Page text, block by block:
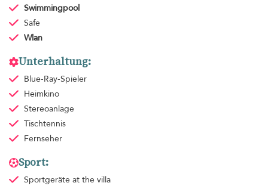
Swimmingpool
Safe
Wlan
Unterhaltung:
Blue-Ray-Spieler
Heimkino
Stereoanlage
Tischtennis
Fernseher
Sport:
Sportgeräte at the villa